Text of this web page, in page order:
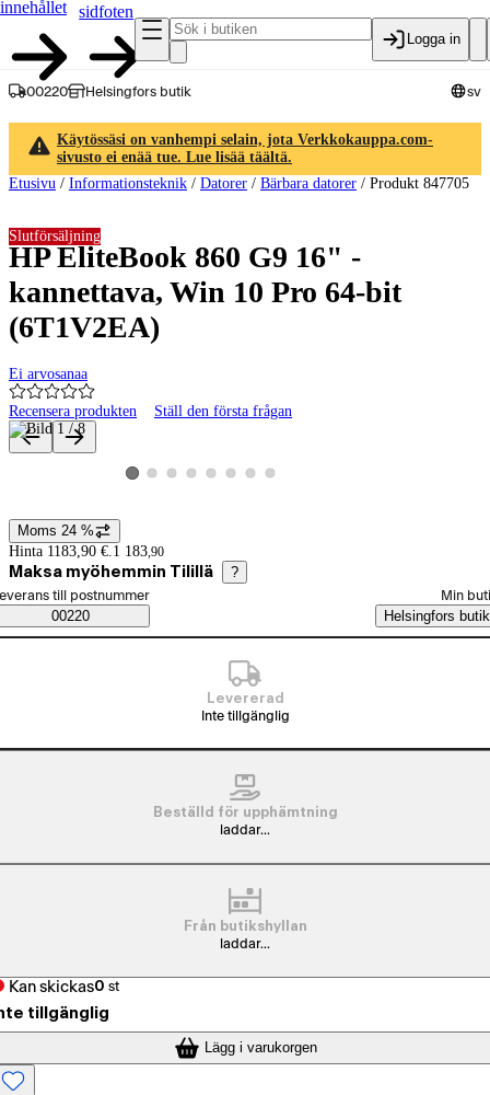
innehållet
sidfoten
Logga in
00220 Helsingfors butik sv
Käytössäsi on vanhempi selain, jota Verkkokauppa.com-
sivusto ei enää tue. Lue lisää täältä.
Etusivu / Informationsteknik / Datorer / Bärbara datorer / Produkt 847705
HP EliteBook 860 G9 16" -
kannettava, Win 10 Pro 64-bit
(6T1V2EA)
Ei arvosanaa
Recensera produkten Ställ den första frågan
Slutförsäljning
Produktbilder och videor
Visa produktbild 1
Visa produktbild 2
Visa produktbild 3
Visa produktbild 4
Visa produktbild 5
Visa produktbild 6
Visa produktbild 7
Visa produktbild 8
Prisinformation
Moms 24 %
Hinta 1183,90 €. 1 183,90
Maksa myöhemmin Tilillä ?
Saatavuustiedot
beställningssätt
till postnummer
00220
Min
Helsingfors butik
Levererad
Inte tillgänglig
Beställd för upphämtning
laddar...
Från butikshyllan
laddar...
Kan skickas0 st
tillgänglig
Lägg i varukorgen